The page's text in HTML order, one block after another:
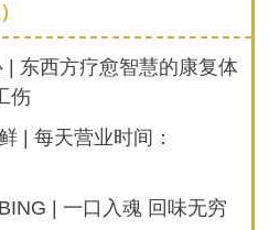
| 东西方疗愈智慧的康复体
伤
| 每天营业时间：
| 一口入魂 回味无穷